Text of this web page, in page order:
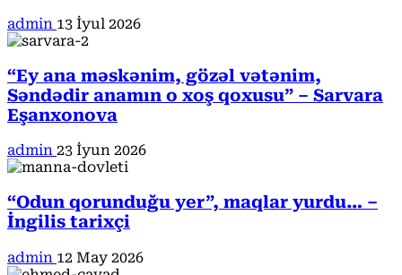
admin 13 İyul 2026
“Ey ana məskənim, gözəl vətənim,
Səndədir anamın o xoş qoxusu” – Sarvara
Eşanxonova
admin 23 İyun 2026
“Odun qorunduğu yer”, maqlar yurdu… –
İngilis tarixçi
admin 12 May 2026